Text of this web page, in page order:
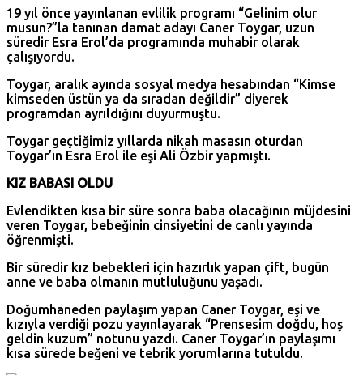
19 yıl önce yayınlanan evlilik programı “Gelinim olur
musun?”la tanınan damat adayı Caner Toygar, uzun
süredir Esra Erol’da programında muhabir olarak
çalışıyordu.
Toygar, aralık ayında sosyal medya hesabından “Kimse
kimseden üstün ya da sıradan değildir” diyerek
programdan ayrıldığını duyurmuştu.
Toygar geçtiğimiz yıllarda nikah masasın oturdan
Toygar’ın Esra Erol ile eşi Ali Özbir yapmıştı.
KIZ BABASI OLDU
Evlendikten kısa bir süre sonra baba olacağının müjdesini
veren Toygar, bebeğinin cinsiyetini de canlı yayında
öğrenmişti.
Bir süredir kız bebekleri için hazırlık yapan çift, bugün
anne ve baba olmanın mutluluğunu yaşadı.
Doğumhaneden paylaşım yapan Caner Toygar, eşi ve
kızıyla verdiği pozu yayınlayarak “Prensesim doğdu, hoş
geldin kuzum” notunu yazdı. Caner Toygar’ın paylaşımı
kısa sürede beğeni ve tebrik yorumlarına tutuldu.